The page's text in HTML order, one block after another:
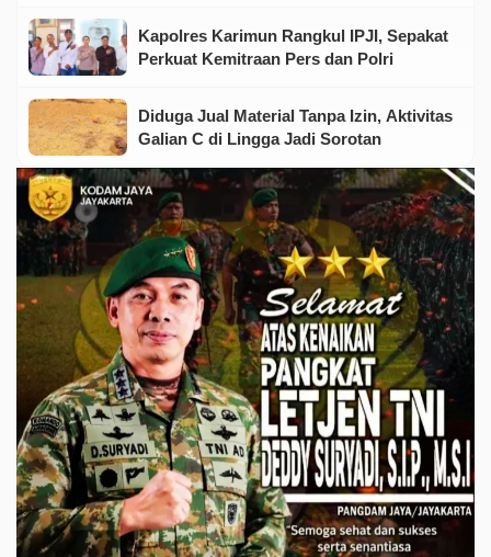
Kapolres Karimun Rangkul IPJI, Sepakat
Perkuat Kemitraan Pers dan Polri
Diduga Jual Material Tanpa Izin, Aktivitas
Galian C di Lingga Jadi Sorotan